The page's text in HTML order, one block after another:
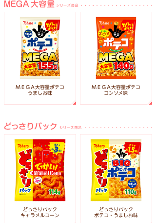
ＭＥＧＡ大容量ポテコ
うましお味
ＭＥＧＡ大容量ポテコ
コンソメ味
どっさりパック
キャラメルコーン
どっさりパック
ポテコ・うましお味